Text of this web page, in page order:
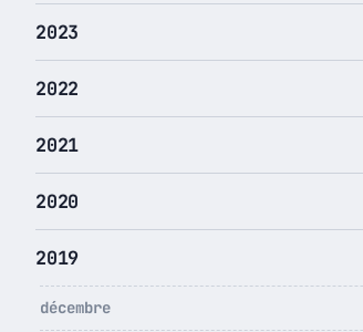
2023
2022
2021
2020
2019
décembre